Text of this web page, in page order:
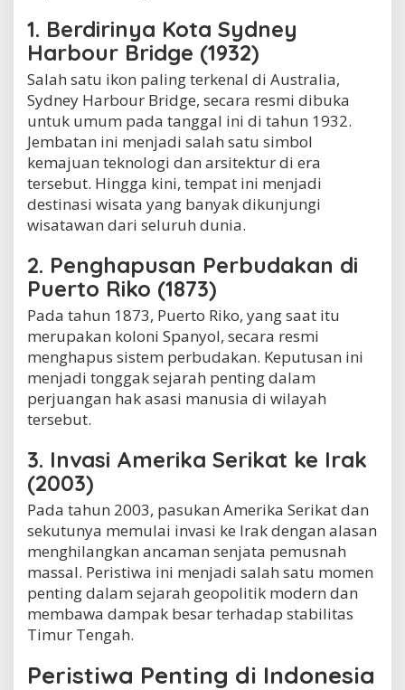
1. Berdirinya Kota Sydney
Harbour Bridge (1932)
Salah satu ikon paling terkenal di Australia,
Sydney Harbour Bridge, secara resmi dibuka
untuk umum pada tanggal ini di tahun 1932.
Jembatan ini menjadi salah satu simbol
kemajuan teknologi dan arsitektur di era
tersebut. Hingga kini, tempat ini menjadi
destinasi wisata yang banyak dikunjungi
wisatawan dari seluruh dunia.
2. Penghapusan Perbudakan di
Puerto Riko (1873)
Pada tahun 1873, Puerto Riko, yang saat itu
merupakan koloni Spanyol, secara resmi
menghapus sistem perbudakan. Keputusan ini
menjadi tonggak sejarah penting dalam
perjuangan hak asasi manusia di wilayah
tersebut.
3. Invasi Amerika Serikat ke Irak
(2003)
Pada tahun 2003, pasukan Amerika Serikat dan
sekutunya memulai invasi ke Irak dengan alasan
menghilangkan ancaman senjata pemusnah
massal. Peristiwa ini menjadi salah satu momen
penting dalam sejarah geopolitik modern dan
membawa dampak besar terhadap stabilitas
Timur Tengah.
Peristiwa Penting di Indonesia